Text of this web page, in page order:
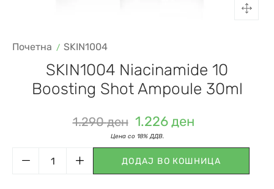
Почетна SKIN1004
SKIN1004 Niacinamide 10
Boosting Shot Ampoule 30ml
1.290ден 1.226ден
ДОДАЈ ВО КОШНИЦА